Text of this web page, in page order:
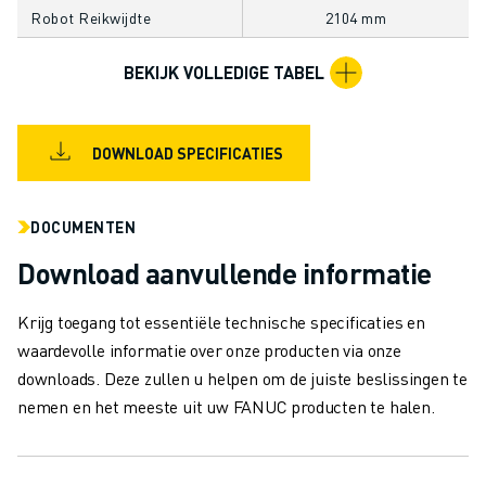
MATERIAL HANDLING
VERFSPUITEN
VISION INSPECTIE
DRAADVONKEN EDM
CASE STUDIES
FANUC PLANS
TECHNISCHE ONDERSTEUNING REMOTE
SPARE PARTS
REVISIE
DIGITALE SERVICE TOOLS
Robot Reikwijdte 2104 mm
BEKIJK VOLLEDIGE TABEL
DOWNLOAD SPECIFICATIES
DOCUMENTEN
Download aanvullende informatie
Krijg toegang tot essentiële technische specificaties en
waardevolle informatie over onze producten via onze
downloads. Deze zullen u helpen om de juiste beslissingen te
nemen en het meeste uit uw FANUC producten te halen.